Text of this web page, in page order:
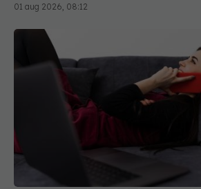
Stai prea mult jos? Soluția
reduce riscul de boli grave